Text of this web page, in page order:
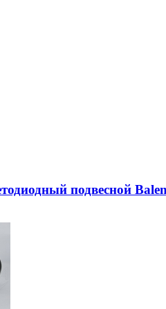
подвесной